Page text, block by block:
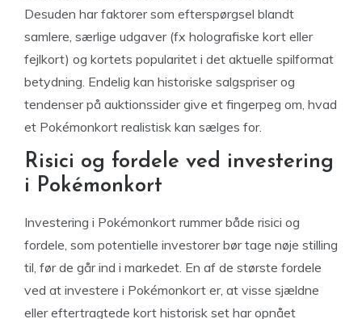
Desuden har faktorer som efterspørgsel blandt
samlere, særlige udgaver (fx holografiske kort eller
fejlkort) og kortets popularitet i det aktuelle spilformat
betydning. Endelig kan historiske salgspriser og
tendenser på auktionssider give et fingerpeg om, hvad
et Pokémonkort realistisk kan sælges for.
Risici og fordele ved investering
i Pokémonkort
Investering i Pokémonkort rummer både risici og
fordele, som potentielle investorer bør tage nøje stilling
til, før de går ind i markedet. En af de største fordele
ved at investere i Pokémonkort er, at visse sjældne
eller eftertragtede kort historisk set har opnået